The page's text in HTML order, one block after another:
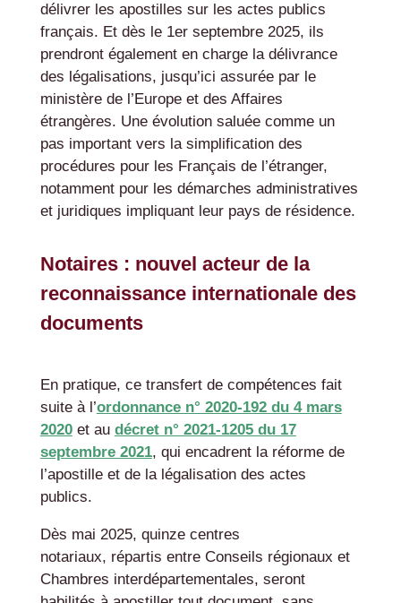
délivrer les apostilles sur les actes publics
français. Et dès le 1er septembre 2025, ils
prendront également en charge la délivrance
des légalisations, jusqu’ici assurée par le
ministère de l’Europe et des Affaires
étrangères. Une évolution saluée comme un
pas important vers la simplification des
procédures pour les Français de l’étranger,
notamment pour les démarches administratives
et juridiques impliquant leur pays de résidence.
Notaires : nouvel acteur de la
reconnaissance internationale des
documents
En pratique, ce transfert de compétences fait
suite à l’ordonnance n° 2020-192 du 4 mars
2020et au décret n° 2021-1205 du 17
septembre 2021, qui encadrent la réforme de
l’apostille et de la légalisation des actes
publics.
Dès mai 2025, quinze centres
notariaux, répartis entre Conseils régionaux et
Chambres interdépartementales, seront